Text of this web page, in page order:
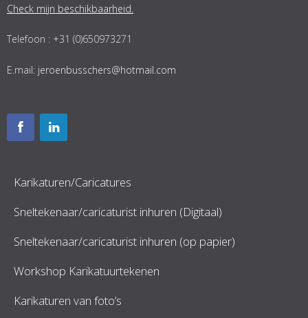
Check mijn beschikbaarheid.
Telefoon : +31 (0)650973271
E.mail: jeroenbusschers@hotmail.com
Karikaturen/Caricatures
Sneltekenaar/caricaturist inhuren (Digitaal)
Sneltekenaar/caricaturist inhuren (op papier)
Workshop Karikatuurtekenen
Karikaturen van foto’s